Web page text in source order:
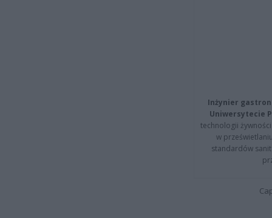
Inżynier
Uniwersytecie
technologii
w
standardów